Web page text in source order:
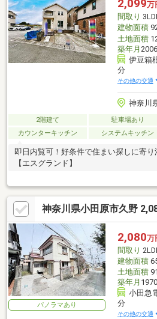
2,099万
間取り
建物面積
土地面積
築年月
伊豆箱
分
その他の交通
神奈川
2階建て 駐車場あり
カウンターキッチン
システムキッチン
即日内覧可！好条件で住まい探しに寄
【エスグランド】
神奈川県小田原市久野
パノラマあり
2,080万
間取り
建物面積
土地面積
築年月
小田急
分
その他の交通